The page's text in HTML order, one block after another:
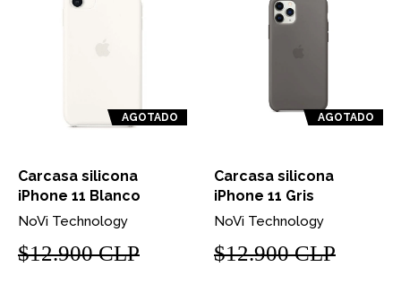
AGOTADO
Carcasa silicona
iPhone 11 Blanco
NoVi Technology
$12.900 CLP
AGOTADO
Carcasa silicona
iPhone 11 Gris
NoVi Technology
$12.900 CLP